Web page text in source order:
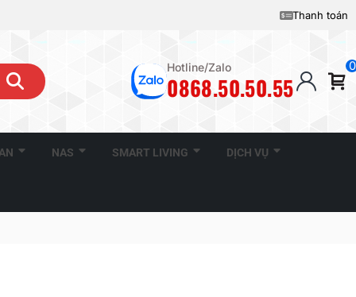
Thanh toán
Hotline/Zalo
0868.50.50.55
0
NAS SMART LIVING DỊCH VỤ